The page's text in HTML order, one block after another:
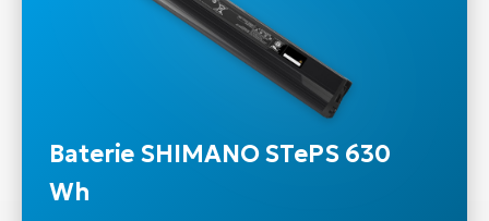
Baterie SHIMANO STePS 630
Wh